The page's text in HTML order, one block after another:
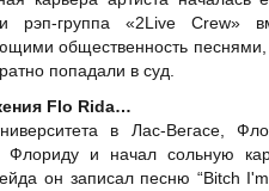
группа «2Live Crew»
общественность песнями,
попадали в суд.
Flo Rida…
в Лас-Вегасе,
и начал сольную
он записал песню “Bitch